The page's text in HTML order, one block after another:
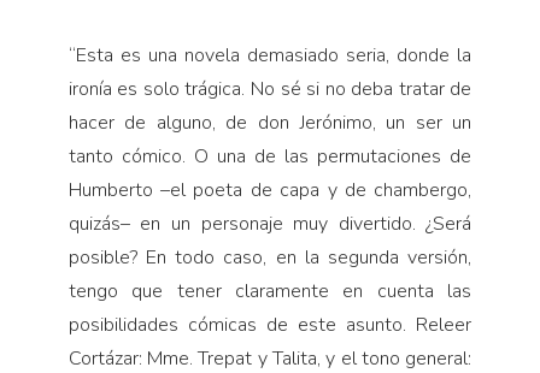
“Esta es una novela demasiado seria, donde la
ironía es solo trágica. No sé si no deba tratar de
hacer de alguno, de don Jerónimo, un ser un
tanto cómico. O una de las permutaciones de
Humberto –el poeta de capa y de chambergo,
quizás– en un personaje muy divertido. ¿Será
posible? En todo caso, en la segunda versión,
tengo que tener claramente en cuenta las
posibilidades cómicas de este asunto. Releer
Cortázar: Mme. Trepat y Talita, y el tono general: